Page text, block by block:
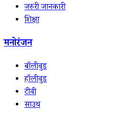
जरुरी जानकारी
शिक्षा
मनोरंजन
बॉलीवुड
हॉलीवुड
टीवी
साउथ